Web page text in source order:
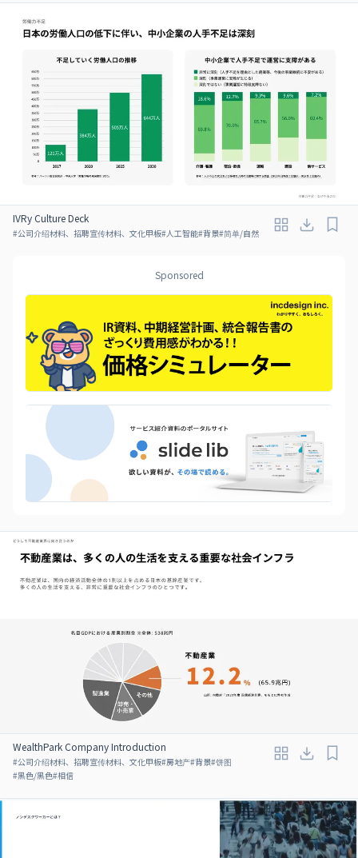
IVRy Culture Deck
#公司介绍材料、招聘宣传材料、文化甲板#人工智能#背景#简单/自然
Sponsored
WealthPark Company Introduction
#公司介绍材料、招聘宣传材料、文化甲板#房地产#背景#饼图
#黑色/黑色#相信